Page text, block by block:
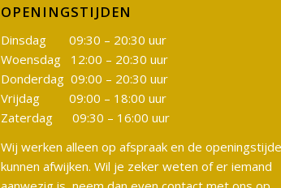
OPENINGSTIJDEN
Dinsdag 09:30 – 20:30 uur
Woensdag 12:00 – 20:30 uur
Donderdag 09:00 – 20:30 uur
Vrijdag 09:00 – 18:00 uur
Zaterdag 09:30 – 16:00 uur
Wij werken alleen op afspraak en de
kunnen afwijken. Wil je zeker weten of er iemand